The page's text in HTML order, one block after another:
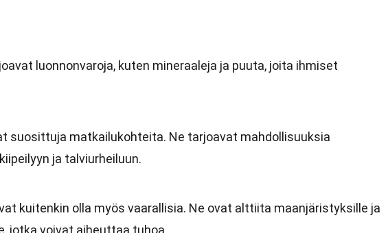
luonnonvaroja, kuten mineraaleja ja puuta, joita ihmiset
suosittuja matkailukohteita. Ne tarjoavat mahdollisuuksia
ja talviurheiluun.
kuitenkin olla myös vaarallisia. Ne ovat alttiita maanjäristyksille ja
jotka voivat aiheuttaa tuhoa.